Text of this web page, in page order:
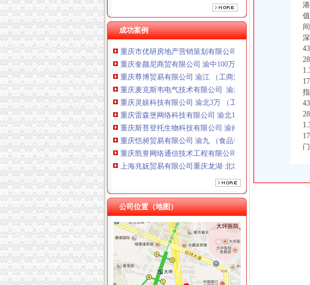
成功案例
重庆市优研房地产营销策划有限公司
重庆奎颜尼商贸有限公司 渝中100万 （工商注册）
重庆尊博贸易有限公司 渝江 （工商注册）
重庆麦克斯韦电气技术有限公司 渝新 （工商注册）
重庆灵娱科技有限公司 渝北3万 （工商注册）
重庆雷森堡网络科技有限公司 渝北10万 （工商注册）
重庆斯苔登托生物科技有限公司 渝南10万 （工商注册）
重庆恺昶贸易有限公司 渝九 （食品许可证）
重庆凯誉网络通信技术工程有限公司 渝中300万 （工商变
上海兆妩贸易有限公司重庆龙湖·北城天街分公司 （工商注
上海兆妩贸易有限公司重庆天地分公司 渝中 （工商注册）
重庆市优研房地产营销策划有限公司
重庆奎颜尼商贸有限公司 渝中100万 （工商注册）
重庆尊博贸易有限公司 渝江 （工商注册）
重庆麦克斯韦电气技术有限公司 渝新 （工商注册）
重庆灵娱科技有限公司 渝北3万 （工商注册）
重庆雷森堡网络科技有限公司 渝北10万 （工商注册）
重庆斯苔登托生物科技有限公司 渝南10万 （工商注册）
重庆恺昶贸易有限公司 渝九 （食品许可证）
重庆凯誉网络通信技术工程有限公司 渝中300万 （工商变更
公司位置（地图）
双龙湖分公司注销
金谷源拟注销昆山分公司_网易财经
北部新区照母山轻轨旁协信星都会清水三房朝中庭住家安静,
《2014抽检不合格奶》